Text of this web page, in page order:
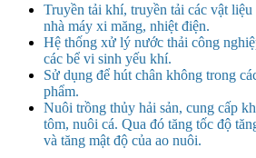
Truyền tải khí, truyền tải các vật
nhà máy xi măng, nhiệt điện.
Hệ thống xử lý nước thải công
các bể vi sinh yếu khí.
Sử dụng để hút chân không trong
phẩm.
Nuôi trồng thủy hải sản, cung cấp
tôm, nuôi cá. Qua đó tăng tốc độ
và tăng mật độ của ao nuôi.